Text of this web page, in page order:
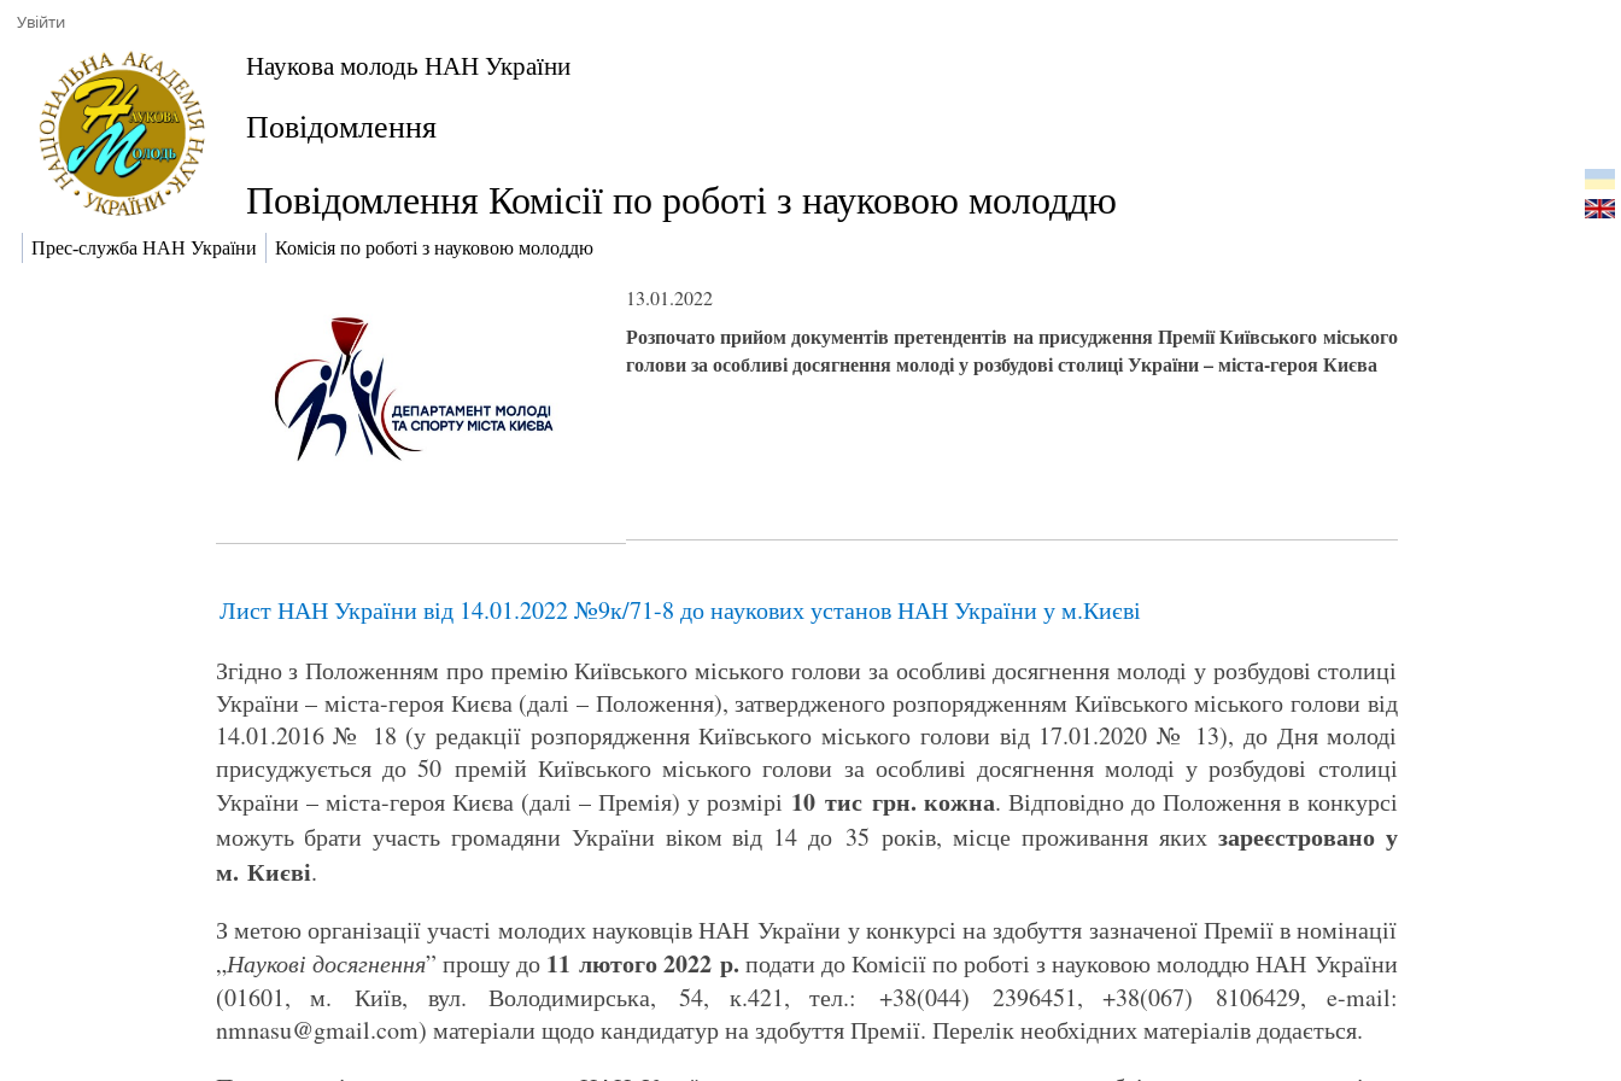
Увійти
Наукова молодь НАН України
Повідомлення
Повідомлення Комісії по роботі з науковою молоддю
Прес-служба НАН України Комісія по роботі з науковою молоддю
13.01.2022
Розпочато прийом документів претендентів на присудження Премії Київського міського
голови за особливі досягнення молоді у розбудові столиці України – міста-героя Києва
Лист НАН України від 14.01.2022 №9к/71-8 до наукових установ НАН України у м.Києві
Згідно з Положенням про премію Київського міського голови за особливі досягнення молоді у розбудові столиці
України – міста-героя Києва (далі – Положення), затвердженого розпорядженням Київського міського голови від
14.01.2016 № 18 (у редакції розпорядження Київського міського голови від 17.01.2020 № 13), до Дня молоді
присуджується до 50 премій Київського міського голови за особливі досягнення молоді у розбудові столиці
України – міста-героя Києва (далі – Премія) у розмірі 10 тис грн. кожна. Відповідно до Положення в конкурсі
можуть брати участь громадяни України віком від 14 до 35 років, місце проживання яких зареєстровано у
м. Києві.
З метою організації участі молодих науковців НАН України у конкурсі на здобуття зазначеної Премії в номінації
„Наукові досягнення” прошу до 11 лютого 2022р. подати до Комісії по роботі з науковою молоддю НАН України
(01601, м. Київ, вул. Володимирська, 54, к.421, тел.: +38(044) 2396451, +38(067) 8106429, e-mail:
nmnasu@gmail.com) матеріали щодо кандидатур на здобуття Премії. Перелік необхідних матеріалів додається.